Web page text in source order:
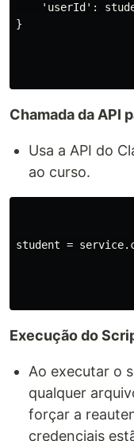
'userId':
}
Chamada da API
Usa a API do
ao curso.
student =
Execução do
Ao executar o
qualquer
forçar a
credenciais